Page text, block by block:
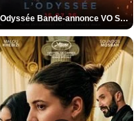
L'Odyssée Bande-annonce VO STFR